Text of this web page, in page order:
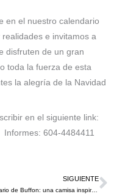
en el nuestro calendario
e invitamos a
disfruten de un gran
toda la fuerza de esta
la alegría de la Navidad
en el siguiente link:
Informes: 604-4484411
SIGUIENTE
Aniversario de Buffon: una camisa inspirada en la historia para celebrar el inicio de una leyenda desde 1995